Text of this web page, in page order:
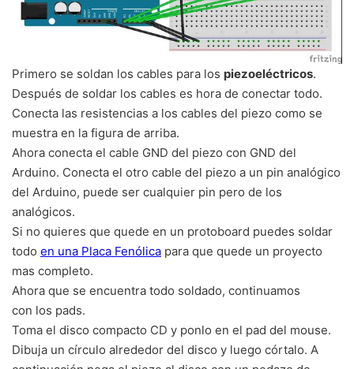
Primero se soldan los cables para los piezoeléctricos.
Después de soldar los cables es hora de conectar todo.
Conecta las resistencias a los cables del piezo como se
muestra en la figura de arriba.
Ahora conecta el cable GND del piezo con GND del
Arduino. Conecta el otro cable del piezo a un pin analógico
del Arduino, puede ser cualquier pin pero de los
analógicos.
Si no quieres que quede en un protoboard puedes soldar
todo en una Placa Fenólica para que quede un proyecto
mas completo.
Ahora que se encuentra todo soldado, continuamos
con los pads.
Toma el disco compacto CD y ponlo en el pad del mouse.
Dibuja un círculo alrededor del disco y luego córtalo. A